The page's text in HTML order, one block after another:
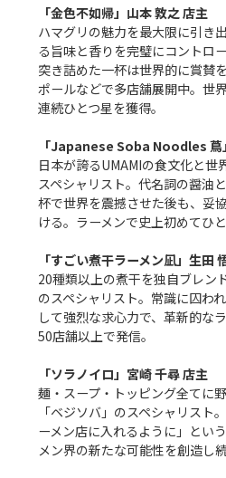
「金色不如帰」山本 敦之 店主
ハマグリの魅力を最大限に引き
る旨味と香りを完璧にコントロ
突き詰めた一杯は世界的に賞賛
ポールなどで多店舗展開中。世
連続ひとつ星を獲得。
「Japanese Soba Noodles 蔦
日本が誇るUMAMIの食文化と世
スペシャリスト。代名詞の醤油
杯で世界を震撼させた後も、妥
ける。ラーメンで史上初めてひと
「すごい煮干ラーメン凪」生田
20種類以上の煮干を独自ブレン
のスペシャリスト。常識に囚わ
して強烈な求心力で、革新的な
50店舗以上で発信。
「ソラノイロ」宮崎 千尋 店主
麺・スープ・トッピング全てに
「ベジソバ」のスペシャリスト
ーメン店に入れるように」とい
メン界の新たな可能性を創造し